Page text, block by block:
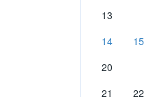
13
14
15
20
21
22